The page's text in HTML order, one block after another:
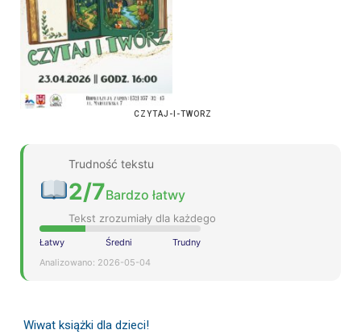
CZYTAJ-I-TWORZ
Trudność tekstu
2/7Bardzo łatwy
Tekst zrozumiały dla każdego
Łatwy Średni
Trudny
Analizowano: 2026-05-04
Wiwat książki dla dzieci!